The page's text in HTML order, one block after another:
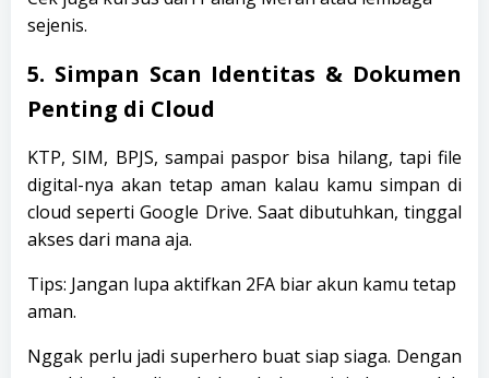
sejenis.
5. Simpan Scan Identitas & Dokumen
Penting di Cloud
KTP, SIM, BPJS, sampai paspor bisa hilang, tapi file
digital-nya akan tetap aman kalau kamu simpan di
cloud seperti Google Drive. Saat dibutuhkan, tinggal
akses dari mana aja.
Tips: Jangan lupa aktifkan 2FA biar akun kamu tetap
aman.
Nggak perlu jadi superhero buat siap siaga. Dengan